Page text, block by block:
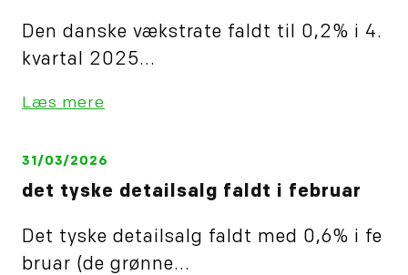
Den danske vækstrate faldt til 0,2% i 4.
kvartal 2025...
Læs mere
31/03/2026
det tyske detailsalg faldt i februar
Det tyske detailsalg faldt med 0,6% i fe
bruar (de grønne...